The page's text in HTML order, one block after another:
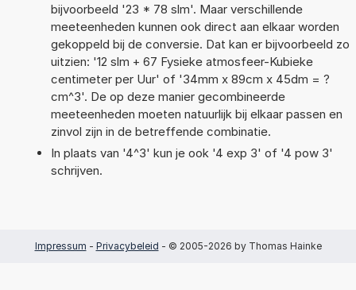
bijvoorbeeld '23 * 78 slm'. Maar verschillende
meeteenheden kunnen ook direct aan elkaar worden
gekoppeld bij de conversie. Dat kan er bijvoorbeeld zo
uitzien: '12 slm + 67 Fysieke atmosfeer-Kubieke
centimeter per Uur' of '34mm x 89cm x 45dm = ?
cm^3'. De op deze manier gecombineerde
meeteenheden moeten natuurlijk bij elkaar passen en
zinvol zijn in de betreffende combinatie.
In plaats van '4^3' kun je ook '4 exp 3' of '4 pow 3'
schrijven.
Impressum - Privacybeleid - © 2005-2026 by Thomas Hainke